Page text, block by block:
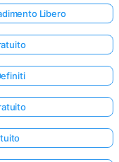
Libero